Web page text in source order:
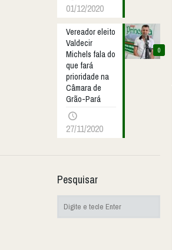
01/12/2020
0
Vereador eleito
Valdecir
Michels fala do
que fará
prioridade na
Câmara de
Grão-Pará
27/11/2020
Pesquisar